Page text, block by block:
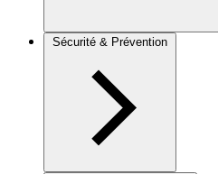
Sécurité & Prévention